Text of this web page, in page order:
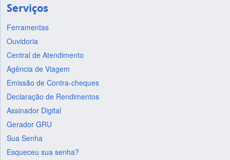
Serviços
Ferramentas
Ouvidoria
Central de Atendimento
Agência de Viagem
Emissão de Contra-cheques
Declaração de Rendimentos
Assinador Digital
Gerador GRU
Sua Senha
Esqueceu sua senha?